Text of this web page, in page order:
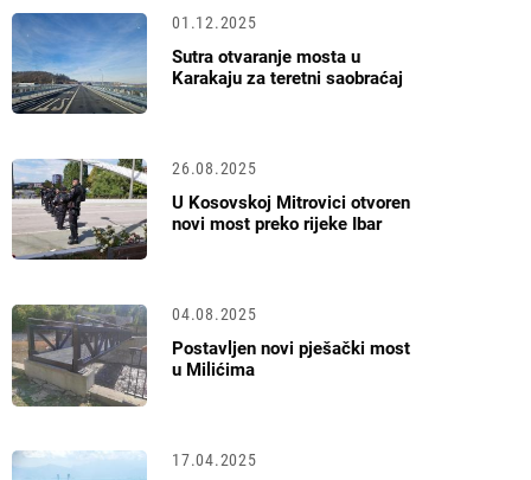
01.12.2025
Sutra otvaranje mosta u
Karakaju za teretni saobraćaj
26.08.2025
U Kosovskoj Mitrovici otvoren
novi most preko rijeke Ibar
04.08.2025
Postavljen novi pješački most
u Milićima
17.04.2025